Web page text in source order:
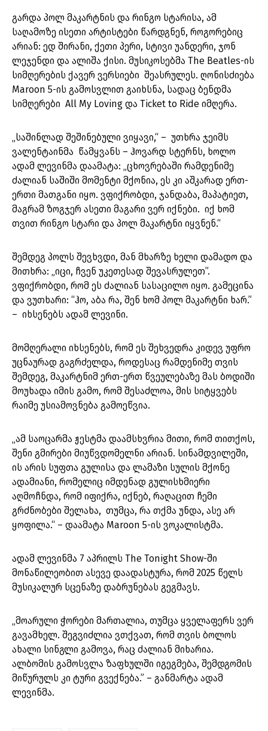
გარდა პოლ მაკარტნის და რინგო სტარისა, ამ
საღამოზე ისეთი არტისტები წარდგნენ, როგორებიც
არიან: ედ შირანი, ქეთი პერი, სტივი უანდერი, ჯონ
ლეჯენდი და ალიშა ქისი. მუსიკოსებმა The Beatles-ის
სიმღერების ქავერ ვერსიები შეასრულეს. ღონისძიება
Maroon 5-ის გამოსვლით გაიხსნა, სადაც ბენდმა
სიმღერები All My Loving და Ticket to Ride იმღერა.
„საშინლად შეშინებული ვიყავი,“ – უთხრა ჯეიმს
ვალენტაინმა წამყვანს – ჰოვარდ სტერნს, ხოლო
ადამ ლევინმა დაამატა: „ცხოვრებაში რამდენიმე
ძალიან საშიში მომენტი მქონია, ეს კი აშკარად ერთ-
ერთი მათგანი იყო. ვფიქრობდი, ჯანდაბა, მაპატიეთ,
მაგრამ ზოგჯერ ასეთი მაგარი ვერ იქნები. იქ ხომ
თვით რინგო სტარი და პოლ მაკარტნი იყვნენ.“
შემდეგ პოლს შევხვდი, მან მხარზე ხელი დამადო და
მითხრა: „იცი, ჩვენ უკეთესად შევასრულეთ”.
ვფიქრობდი, რომ ეს ძალიან სასაცილო იყო. გამეცინა
და ვუთხარი: “ჰო, აბა რა, შენ ხომ პოლ მაკარტნი ხარ.”
– იხსენებს ადამ ლევინი.
მომღერალი იხსენებს, რომ ეს შეხვედრა კიდევ უფრო
უცნაურად გაგრძელდა, როდესაც რამდენიმე თვის
შემდეგ, მაკარტნიმ ერთ-ერთ წვეულებაზე მას ბოდიში
მოუხადა იმის გამო, რომ შესაძლოა, მის სიტყვებს
რაიმე უსიამოვნება გამოეწვია.
„ამ საოცარმა ჟესტმა დაამსხვრია მითი, რომ თითქოს,
შენი გმირები მიუწვდომელნი არიან. სინამდვილეში,
ის არის სუფთა გულისა და ლამაზი სულის მქონე
ადამიანი, რომელიც იმდენად გულისხმიერი
აღმოჩნდა, რომ იფიქრა, იქნებ, რაღაცით ჩემი
გრძნობები შელახა, თუმცა, რა თქმა უნდა, ასე არ
ყოფილა.“ – დაამატა Maroon 5-ის ვოკალისტმა.
ადამ ლევინმა 7 აპრილს The Tonight Show-ში
მონაწილეობით ასევე დაადასტურა, რომ 2025 წელს
მუსიკალურ სცენაზე დაბრუნებას გეგმავს.
„მოარული ჭორები მართალია, თუმცა ყველაფერს ვერ
გავამხელ. შეგვიძლია ვთქვათ, რომ თვის ბოლოს
ახალი სინგლი გამოვა, რაც ძალიან მიხარია.
ალბომის გამოსვლა ზაფხულში იგეგმება, შემდგომის
მიწურულს კი ტური გვექნება.” – განმარტა ადამ
ლევინმა.